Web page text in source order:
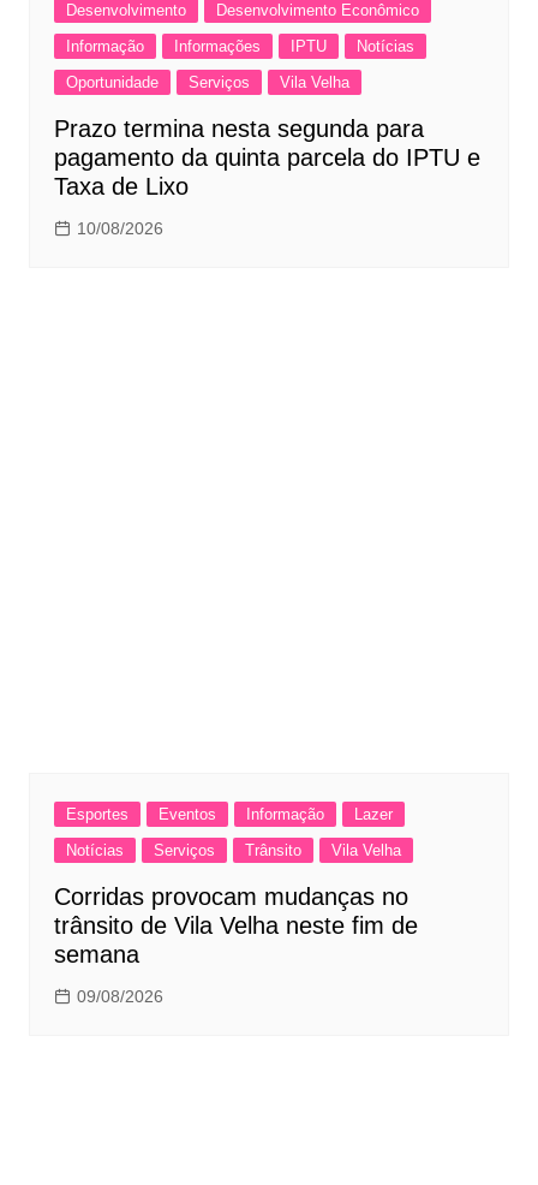
Desenvolvimento
Desenvolvimento Econômico
Informação
Informações IPTU
Notícias
Oportunidade
Serviços Vila Velha
Prazo termina nesta segunda para
pagamento da quinta parcela do IPTU e
Taxa de Lixo
10/08/2026
Esportes Eventos Informação
Lazer
Notícias
Serviços Trânsito Vila Velha
Corridas provocam mudanças no
trânsito de Vila Velha neste fim de
semana
09/08/2026